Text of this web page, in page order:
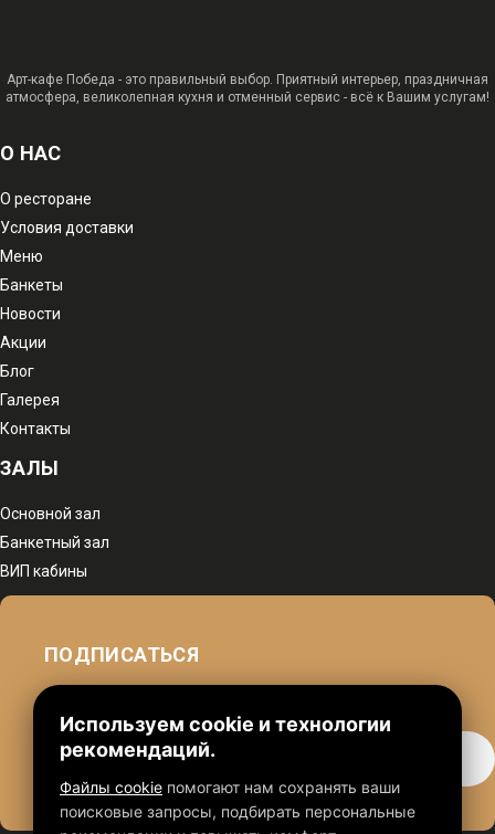
Арт-кафе Победа - это правильный выбор. Приятный интерьер, праздничная
атмосфера, великолепная кухня и отменный сервис - всё к Вашим услугам!
О НАС
О ресторане
Условия доставки
Меню
Банкеты
Новости
Акции
Блог
Галерея
Контакты
ЗАЛЫ
Основной зал
Банкетный зал
ВИП кабины
ПОДПИСАТЬСЯ
Используем cookie и технологии
рекомендаций.
Файлы cookie помогают нам сохранять ваши
поисковые запросы, подбирать персональные